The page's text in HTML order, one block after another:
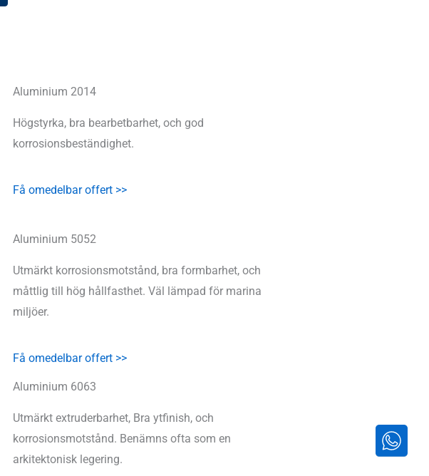
Aluminium 2014
Högstyrka, bra bearbetbarhet, och god
korrosionsbeständighet.
Få omedelbar offert >>
Aluminium 5052
Utmärkt korrosionsmotstånd, bra formbarhet, och
måttlig till hög hållfasthet. Väl lämpad för marina
miljöer.
Få omedelbar offert >>
Aluminium 6063
Utmärkt extruderbarhet, Bra ytfinish, och
korrosionsmotstånd. Benämns ofta som en
arkitektonisk legering.